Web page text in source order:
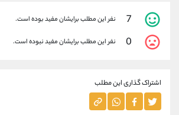
7 نفر این مطلب برایشان مفید بوده است.
0 نفر این مطلب برایشان مفید نبوده است.
اشتراک گذاری این مطلب